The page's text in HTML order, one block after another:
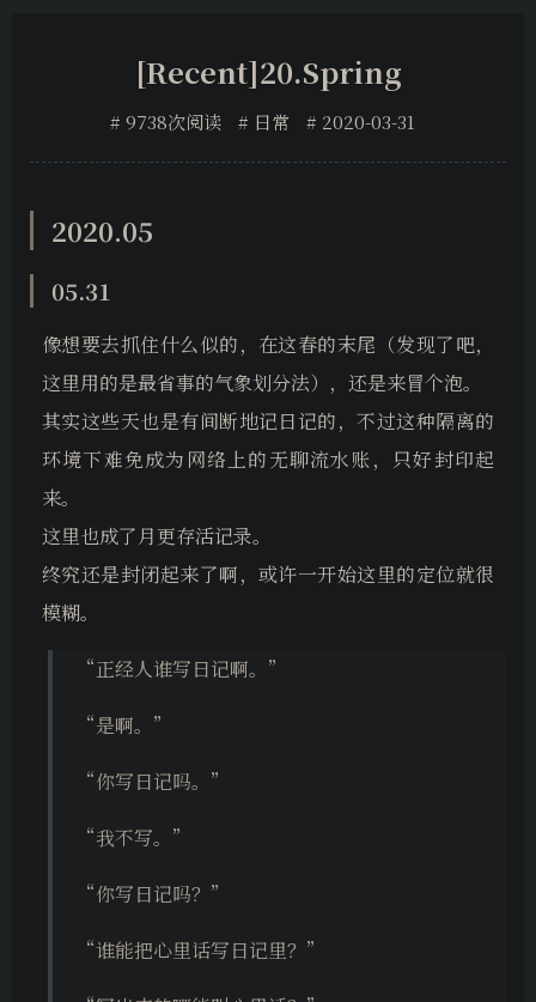
[Recent]20.Spring
9738次阅读 日常 2020-03-31
2020.05
05.31
像想要去抓住什么似的，在这春的末尾（发现了吧，
这里用的是最省事的气象划分法），还是来冒个泡。
其实这些天也是有间断地记日记的，不过这种隔离的
环境下难免成为网络上的无聊流水账，只好封印起
来。
这里也成了月更存活记录。
终究还是封闭起来了啊，或许一开始这里的定位就很
模糊。
“正经人谁写日记啊。”
“是啊。”
“你写日记吗。”
“我不写。”
“你写日记吗？”
“谁能把心里话写日记里？”